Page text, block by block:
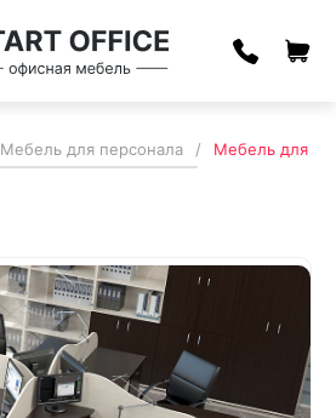
Мебель для персонала / Мебель для